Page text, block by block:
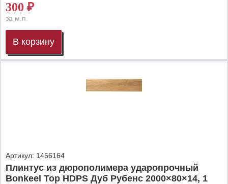
300 ₽
за м.п.
В корзину
Артикул: 1456164
Плинтус из дюрополимера ударопрочный
Bonkeel Top HDPS Дуб Рубенс 2000×80×14, 1